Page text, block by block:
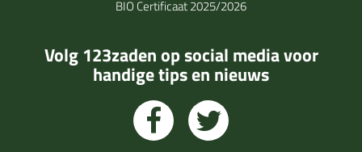
BIO Certificaat 2025/2026
Volg 123zaden op social media voor
handige tips en nieuws